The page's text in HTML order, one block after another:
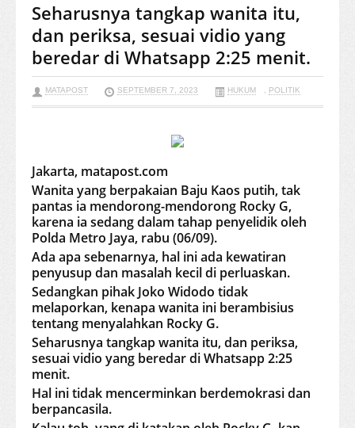
Seharusnya tangkap wanita itu,
dan periksa, sesuai vidio yang
beredar di Whatsapp 2:25 menit.
MATAPOST SEPTEMBER 7, 2023 HUKUM , POLITIK
Jakarta, matapost.com
Wanita yang berpakaian Baju Kaos putih, tak
pantas ia mendorong-mendorong Rocky G,
karena ia sedang dalam tahap penyelidik oleh
Polda Metro Jaya, rabu (06/09).
Ada apa sebenarnya, hal ini ada kewatiran
penyusup dan masalah kecil di perluaskan.
Sedangkan pihak Joko Widodo tidak
melaporkan, kenapa wanita ini berambisius
tentang menyalahkan Rocky G.
Seharusnya tangkap wanita itu, dan periksa,
sesuai vidio yang beredar di Whatsapp 2:25
menit.
Hal ini tidak mencerminkan berdemokrasi dan
berpancasila.